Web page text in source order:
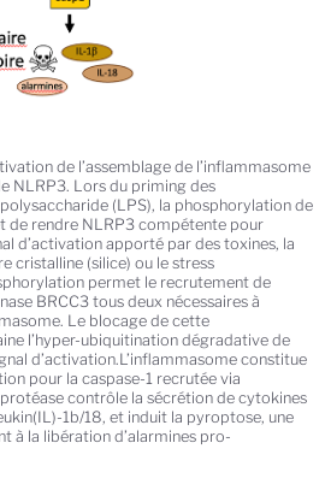
de l’assemblage de l’inflammasome
NLRP3. Lors du priming des
(LPS), la phosphorylation de
de rendre NLRP3 compétente pour
d’activation apporté par des toxines, la
cristalline (silice) ou le stress
permet le recrutement de
BRCC3 tous deux nécessaires à
Le blocage de cette
l’hyper-ubiquitination dégradative de
d’activation.L’inflammasome constitue
pour la caspase-1 recrutée via
contrôle la sécrétion de cytokines
1b/18, et induit la pyroptose, une
à la libération d’alarmines pro-